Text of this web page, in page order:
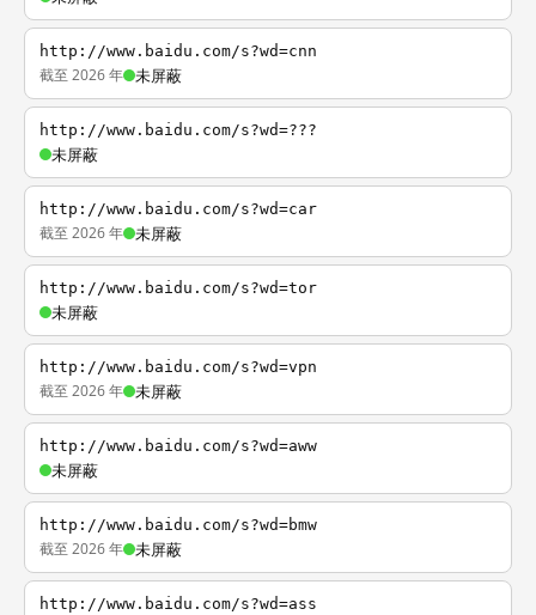
http://www.baidu.com/s?wd=cnn
截至 2026 年 未屏蔽
http://www.baidu.com/s?wd=???
未屏蔽
http://www.baidu.com/s?wd=car
截至 2026 年 未屏蔽
http://www.baidu.com/s?wd=tor
未屏蔽
http://www.baidu.com/s?wd=vpn
截至 2026 年 未屏蔽
http://www.baidu.com/s?wd=aww
未屏蔽
http://www.baidu.com/s?wd=bmw
截至 2026 年 未屏蔽
http://www.baidu.com/s?wd=ass